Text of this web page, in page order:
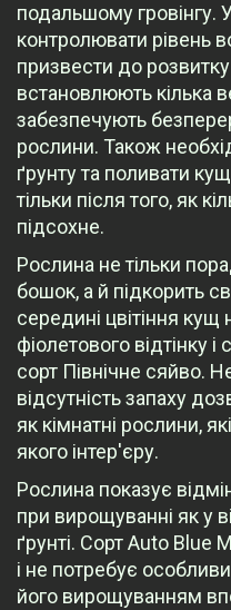
подальшому гровінгу.
контролювати рівень
призвести до
встановлюють кілька
забезпечують
рослини. Також
ґрунту та поливати
тільки після того, як
підсохне.
Рослина не тільки
бошок, а й підкорить
середині цвітіння
фіолетового відтінку
сорт Північне сяйво.
відсутність запаху
як кімнатні рослини,
якого інтер'єру.
Рослина показує
при вирощуванні як у
ґрунті. Сорт Auto Blue
і не потребує
його вирощуванням